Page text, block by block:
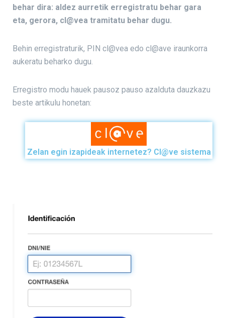
behar dira: aldez aurretik erregistratu behar gara
eta, gerora, cl@vea tramitatu behar dugu.
Behin erregistraturik, PIN cl@vea edo cl@ave iraunkorra
aukeratu beharko dugu.
Erregistro modu hauek pausoz pauso azalduta dauzkazu
beste artikulu honetan:
Zelan egin izapideak internetez? Cl@ve sistema